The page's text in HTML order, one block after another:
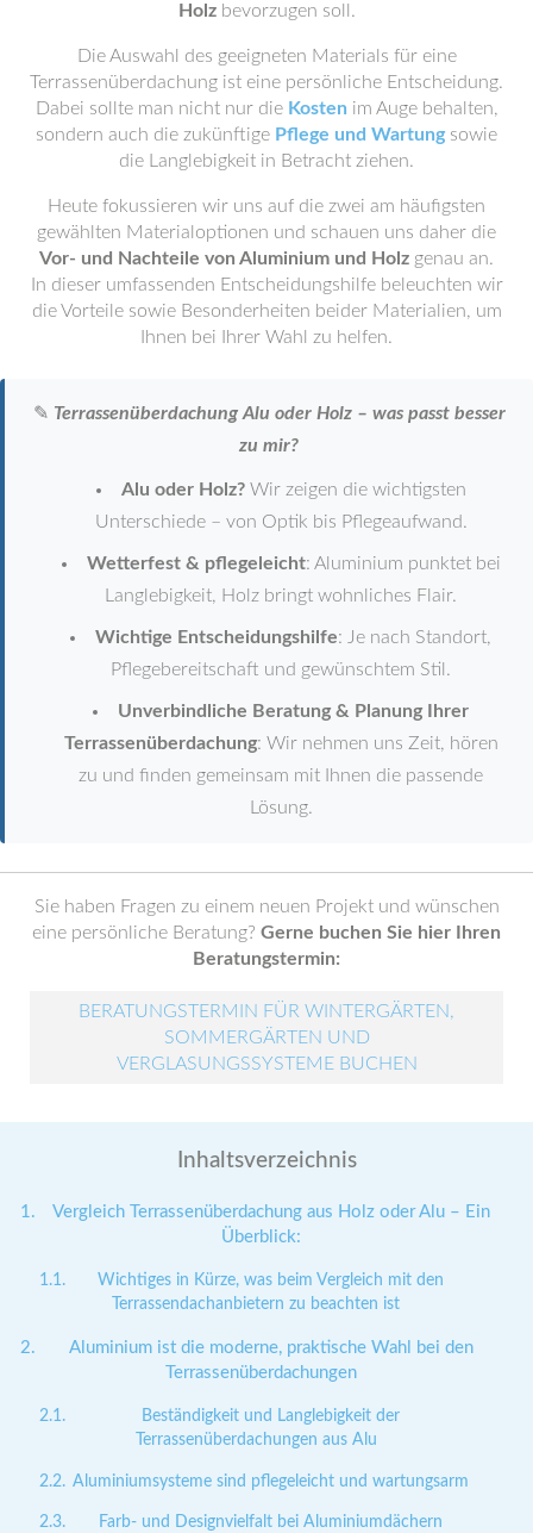
Holzbevorzugen soll.
Die Auswahl des geeigneten Materials für eine
Terrassenüberdachung ist eine persönliche Entscheidung.
Dabei sollte man nicht nur die Kosten im Auge behalten,
sondern auch die zukünftige Pflege und Wartungsowie
die Langlebigkeit in Betracht ziehen.
Heute fokussieren wir uns auf die zwei am häufigsten
gewählten Materialoptionen und schauen uns daher die
Vor- und Nachteile von Aluminium und Holz genau an.
In dieser umfassenden Entscheidungshilfe beleuchten wir
die Vorteile sowie Besonderheiten beider Materialien, um
Ihnen bei Ihrer Wahl zu helfen.
✎ Terrassenüberdachung Alu oder Holz – was passt besser
zu mir?
Alu oder Holz?Wir zeigen die wichtigsten
Unterschiede – von Optik bis Pflegeaufwand.
Wetterfest & pflegeleicht: Aluminium punktet bei
Langlebigkeit, Holz bringt wohnliches Flair.
Wichtige Entscheidungshilfe: Je nach Standort,
Pflegebereitschaft und gewünschtem Stil.
Unverbindliche Beratung & Planung Ihrer
Terrassenüberdachung: Wir nehmen uns Zeit, hören
zu und finden gemeinsam mit Ihnen die passende
Lösung.
Sie haben Fragen zu einem neuen Projekt und wünschen
eine persönliche Beratung? Gerne buchen Sie hier Ihren
Beratungstermin:
BERATUNGSTERMIN FÜR WINTERGÄRTEN,
SOMMERGÄRTEN UND
VERGLASUNGSSYSTEME BUCHEN
Inhaltsverzeichnis
Vergleich Terrassenüberdachung aus Holz oder Alu – Ein
Überblick:
Wichtiges in Kürze, was beim Vergleich mit den
Terrassendachanbietern zu beachten ist
Aluminium ist die moderne, praktische Wahl bei den
Terrassenüberdachungen
Beständigkeit und Langlebigkeit der
Terrassenüberdachungen aus Alu
Aluminiumsysteme sind pflegeleicht und wartungsarm
Farb- und Designvielfalt bei Aluminiumdächern